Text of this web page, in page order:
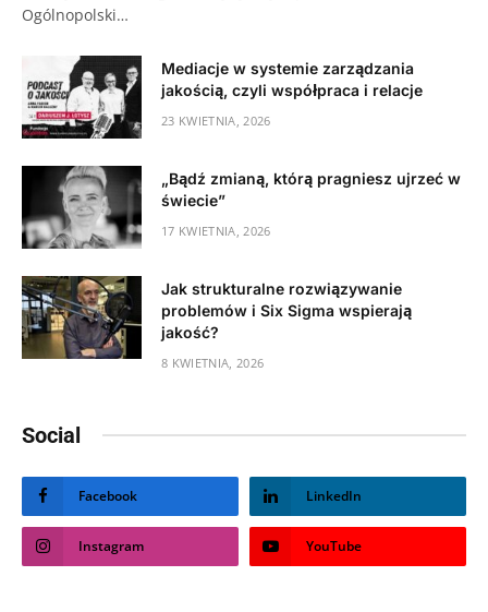
Ogólnopolski…
Mediacje w systemie zarządzania
jakością, czyli współpraca i relacje
23 KWIETNIA, 2026
„Bądź zmianą, którą pragniesz ujrzeć w
świecie”
17 KWIETNIA, 2026
Jak strukturalne rozwiązywanie
problemów i Six Sigma wspierają
jakość?
8 KWIETNIA, 2026
Social
Facebook LinkedIn
Instagram YouTube